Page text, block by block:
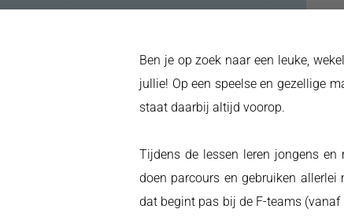
Ben je op zoek naar een leuke,
jullie! Op een speelse en gezellige
staat daarbij altijd voorop.
Tijdens de lessen leren jongens en
doen parcours en gebruiken
dat begint pas bij de F-teams